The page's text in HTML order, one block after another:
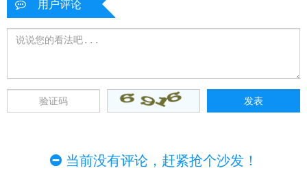
用户评论
当前没有评论，赶紧抢个沙发！